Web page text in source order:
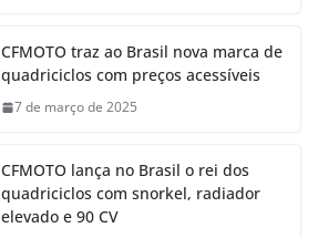
CFMOTO traz ao Brasil nova marca de
quadriciclos com preços acessíveis
7 de março de 2025
CFMOTO lança no Brasil o rei dos
quadriciclos com snorkel, radiador
elevado e 90 CV